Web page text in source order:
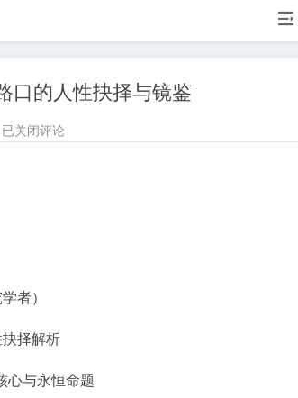

口的人性抉择与镜鉴
[历
析]
世
心》|
已关闭评论
者）
择解析
心与永恒命题